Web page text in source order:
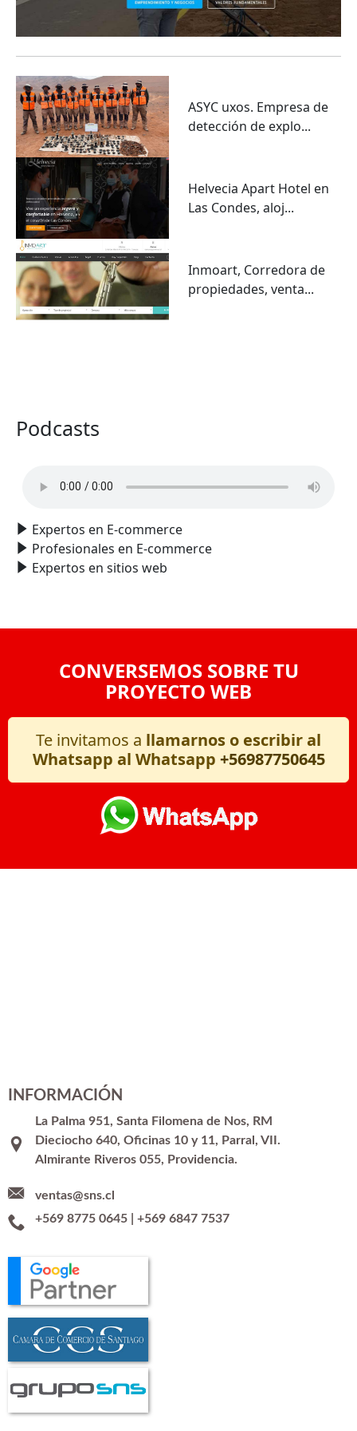
ASYC uxos. Empresa de
detección de explo...
Helvecia Apart Hotel en
Las Condes, aloj...
Inmoart, Corredora de
propiedades, venta...
Podcasts
Expertos en E-commerce
Profesionales en E-commerce
Expertos en sitios web
CONVERSEMOS SOBRE TU
PROYECTO WEB
Te invitamos a llamarnos o escribir al
Whatsapp al Whatsapp +56987750645
INFORMACIÓN
La Palma 951, Santa Filomena de Nos, RM
Dieciocho 640, Oficinas 10 y 11, Parral, VII.
Almirante Riveros 055, Providencia.
ventas@sns.cl
+569 8775 0645| +569 6847 7537